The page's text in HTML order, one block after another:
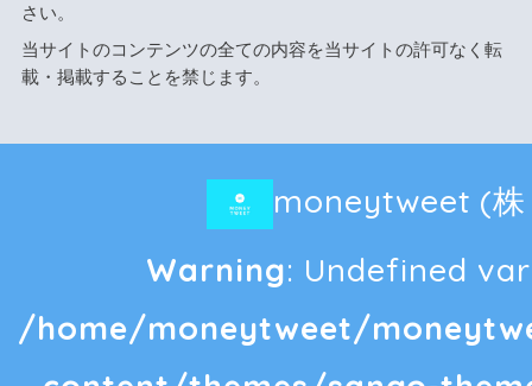
さい。
当サイトのコンテンツの全ての内容を当サイトの許可なく転
載・掲載することを禁じます。
moneytweet (株
Warning: Undefined
/home/moneytweet/